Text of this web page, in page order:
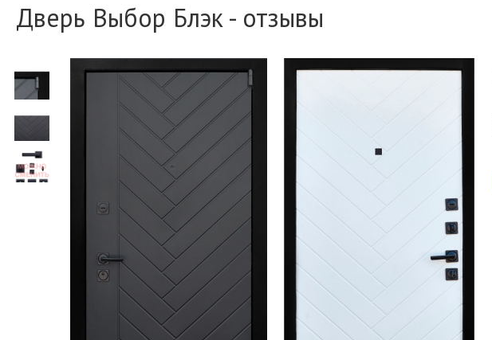
Дверь Выбор Блэк - отзывы